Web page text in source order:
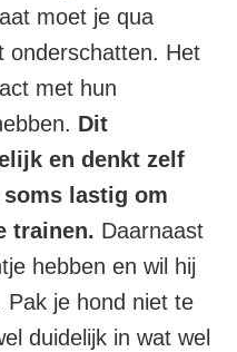
moet je qua
onderschatten. Het
met hun
Dit
en denkt zelf
lastig om
trainen. Daarnaast
hebben en wil hij
Pak je hond niet te
duidelijk in wat wel